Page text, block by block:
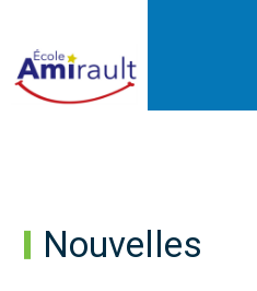
Nouvelles